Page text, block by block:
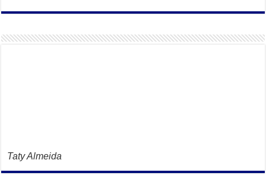
Taty Almeida